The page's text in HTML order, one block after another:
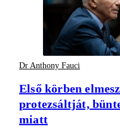
Dr Anthony Fauci
Első körben
protezsáltját,
miatt